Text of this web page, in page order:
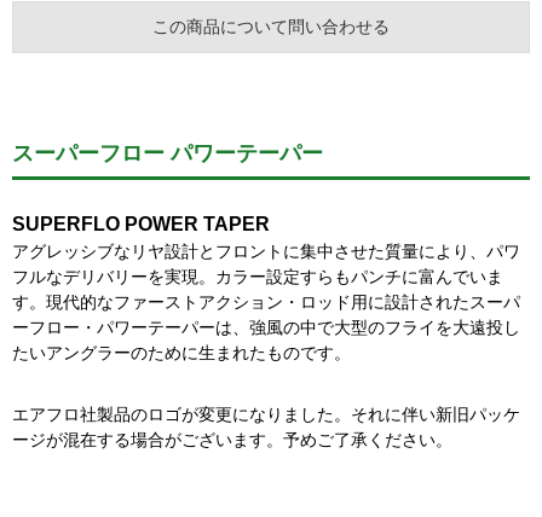
この商品について問い合わせる
スーパーフロー パワーテーパー
SUPERFLO POWER TAPER
アグレッシブなリヤ設計とフロントに集中させた質量により、パワ
フルなデリバリーを実現。カラー設定すらもパンチに富んでいま
す。現代的なファーストアクション・ロッド用に設計されたスーパ
ーフロー・パワーテーパーは、強風の中で大型のフライを大遠投し
たいアングラーのために生まれたものです。
エアフロ社製品のロゴが変更になりました。それに伴い新旧パッケ
ージが混在する場合がございます。予めご了承ください。